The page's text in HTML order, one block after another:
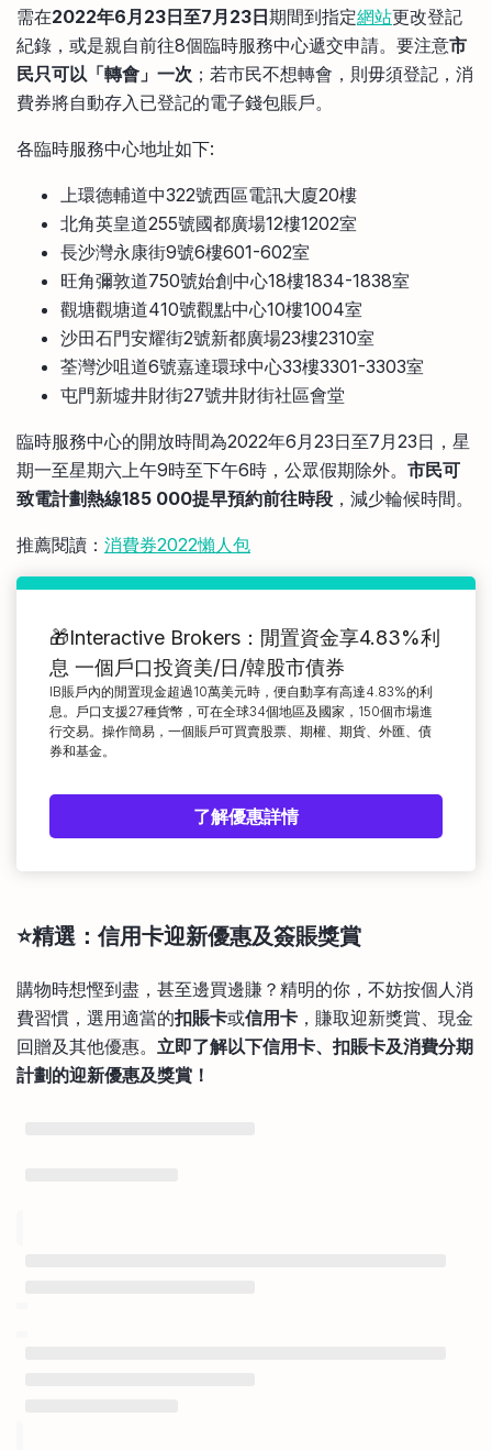
需在2022年6月23日至7月23日期間到指定網站更改登記
紀錄，或是親自前往8個臨時服務中心遞交申請。要注意市
民只可以「轉會」一次 ；若市民不想轉會，則毋須登記，消
費券將自動存入已登記的電子錢包賬戶。
各臨時服務中心地址如下:
上環德輔道中322號西區電訊大廈20樓
北角英皇道255號國都廣場12樓1202室
長沙灣永康街9號6樓601-602室
旺角彌敦道750號始創中心18樓1834-1838室
觀塘觀塘道410號觀點中心10樓1004室
沙田石門安耀街2號新都廣場23樓2310室
荃灣沙咀道6號嘉達環球中心33樓3301-3303室
屯門新墟井財街27號井財街社區會堂
臨時服務中心的開放時間為2022年6月23日至7月23日，星
期一至星期六上午9時至下午6時，公眾假期除外。 市民可
致電計劃熱線185 000提早預約前往時段 ，減少輪候時間。
推薦閱讀： 消費券2022懶人包
🎁Interactive Brokers：閒置資金享4.83%利
息 一個戶口投資美/日/韓股市債券
IB賬戶內的閒置現金超過10萬美元時，便自動享有高達4.83%的利
息。戶口支援27種貨幣，可在全球34個地區及國家，150個市場進
行交易。操作簡易，一個賬戶可買賣股票、期權、期貨、外匯、債
券和基金。
了解優惠詳情
⭐精選：信用卡迎新優惠及簽賬獎賞
購物時想慳到盡，甚至邊買邊賺？精明的你，不妨按個人消
費習慣，選用適當的扣賬卡或信用卡 ，賺取迎新獎賞、現金
回贈及其他優惠。 立即了解以下信用卡、扣賬卡及消費分期
計劃的迎新優惠及獎賞！